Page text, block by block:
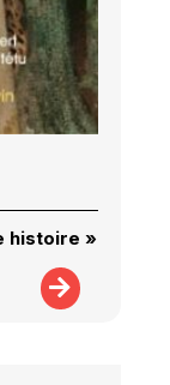
histoire »